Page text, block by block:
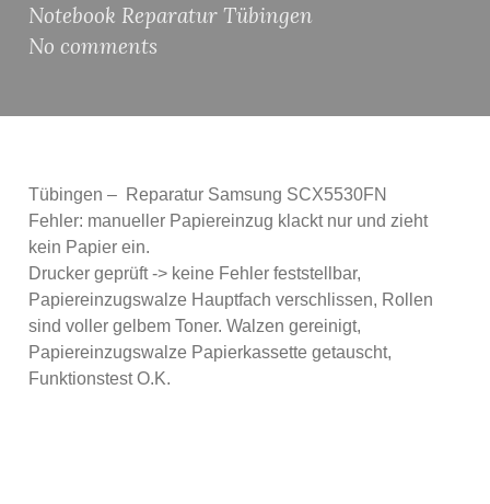
Notebook Reparatur Tübingen
No comments
Tübingen – Reparatur Samsung SCX5530FN
Fehler: manueller Papiereinzug klackt nur und zieht
kein Papier ein.
Drucker geprüft -> keine Fehler feststellbar,
Papiereinzugswalze Hauptfach verschlissen, Rollen
sind voller gelbem Toner. Walzen gereinigt,
Papiereinzugswalze Papierkassette getauscht,
Funktionstest O.K.